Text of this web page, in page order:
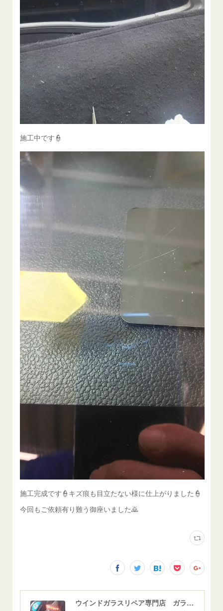
施工中です👮
施工完成です👮キズ痕も目立たない様に仕上がりました👮
今回もご依頼有り難う御座いました🙇
ウインドガラスリペア専門店 ガラスリペア・ヨシダ グラスウェルドジャパン 正規施工店 小松市